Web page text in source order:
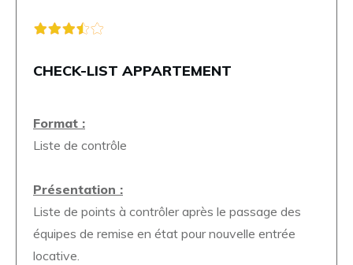
CHECK-LIST APPARTEMENT
Format :
Liste de contrôle
Présentation :
Liste de points à contrôler après le passage des
équipes de remise en état pour nouvelle entrée
locative.